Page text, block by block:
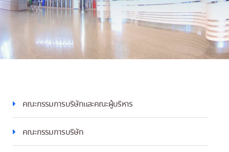
คณะกรรมการบริษัทและคณะผู้บริหาร
คณะกรรมการบริษัท